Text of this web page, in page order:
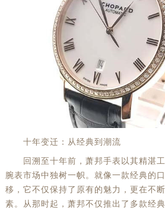
十年变迁：从经典到潮流
回溯至十年前，萧邦手表以其精湛工
腕表市场中独树一帜。就像一款经典的
移，它不仅保持了原有的魅力，更在不
素。从那时起，萧邦不仅推出了多款经